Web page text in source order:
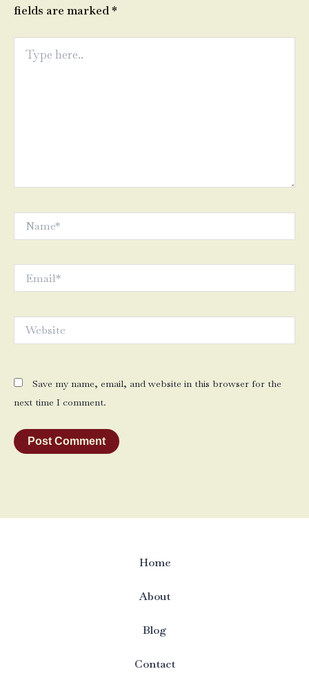
fields are marked*
here..
Save my name, email, and website in this browser for the
next time I comment.
Home
About
Blog
Contact